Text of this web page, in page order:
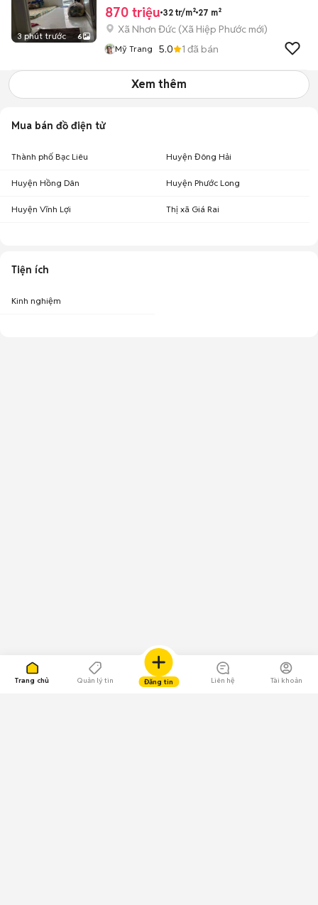
Trang chủ Quản lý tin Đăng tin Liên hệ Tài khoản
3 phút trước 6
870 triệu 32 tr/m² 27 m²
Xã Nhơn Đức (Xã Hiệp Phước mới)
Mỹ Trang 5.0 1 đã bán
Xem thêm
Mua bán đồ điện tử
Thành phố Bạc Liêu Huyện Đông Hải
Huyện Hồng Dân Huyện Phước Long
Huyện Vĩnh Lợi Thị xã Giá Rai
Tiện ích
Kinh nghiệm